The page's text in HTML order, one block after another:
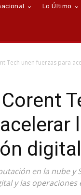
Lo Último
Tech unen fuerzas para
digital
en la nube y
y las operaciones